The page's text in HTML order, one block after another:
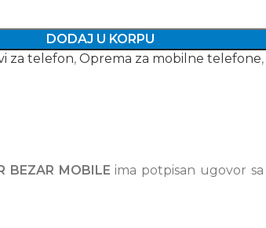
DODAJ U KORPU
za telefon, Oprema za mobilne telefone,
BEZAR MOBILE ima potpisan ugovor sa